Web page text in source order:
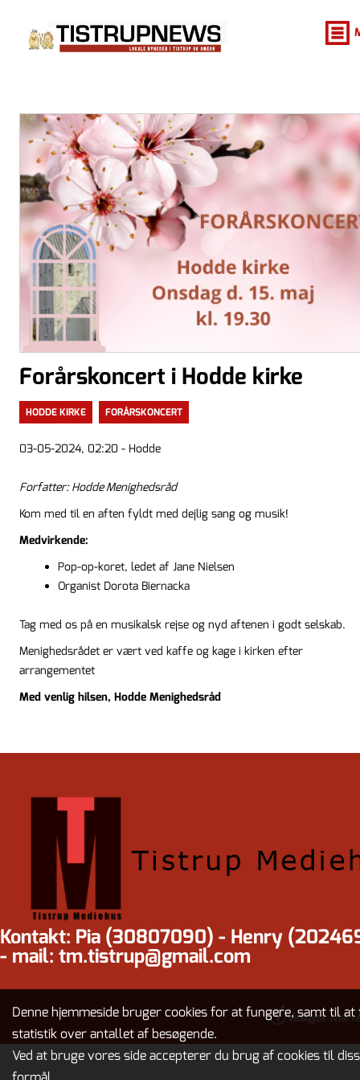
Forårskoncert i Hodde kirke
HODDE KIRKE FORÅRSKONCERT
03-05-2024, 02:20 - Hodde
Forfatter: Hodde Menighedsråd
Kom med til en aften fyldt med dejlig sang og musik!
Medvirkende:
Pop-op-koret, ledet af Jane Nielsen
Organist Dorota Biernacka
Tag med os på en musikalsk rejse og nyd aftenen i godt selskab.
Menighedsrådet er vært ved kaffe og kage i kirken efter
arrangementet
Med venlig hilsen, Hodde Menighedsråd
Kontakt: Pia (30807090) - Henry
- mail: tm.tistrup@gmail.com
Denne hjemmeside bruger cookies for at fungere, samt til at
statistik over antallet af besøgende.
Ved at bruge vores side accepterer du brug af cookies til